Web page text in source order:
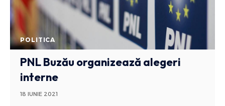
POLITICA
PNL Buzău organizează alegeri
interne
18 IUNIE 2021